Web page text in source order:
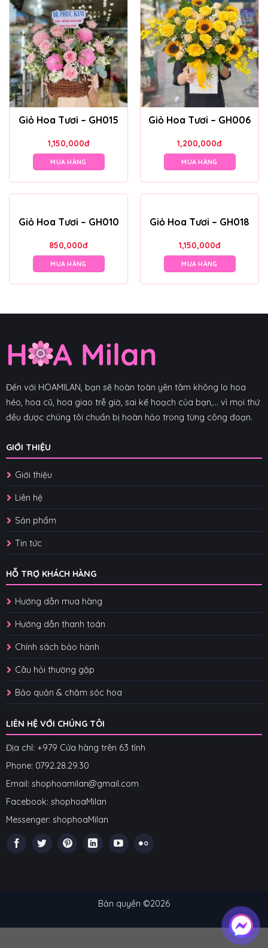
Giỏ Hoa Tươi – GH015
1,150,000đ
MUA HÀNG
Giỏ Hoa Tươi – GH006
1,200,000đ
MUA HÀNG
Giỏ Hoa Tươi – GH010
850,000đ
MUA HÀNG
Giỏ Hoa Tươi – GH018
1,150,000đ
MUA HÀNG
Đến với HOAMILAN, bạn sẽ hoàn toàn yên tâm không lo hoa
héo, hoa cũ, hoa giao trễ giờ, sai kế hoạch của bạn,... vì mọi thứ
đều được chúng tôi chuẩn bị hoàn hảo trong từng công đoạn.
GIỚI THIỆU
Giới thiệu
Liên hệ
Sản phẩm
Tin tức
HỖ TRỢ KHÁCH HÀNG
Hướng dẫn mua hàng
Hướng dẫn thanh toán
Chính sách bảo hành
Câu hỏi thường gặp
Bảo quản & chăm sóc hoa
LIÊN HỆ VỚI CHÚNG TÔI
Địa chỉ: +979 Cửa hàng trên 63 tỉnh
Phone: 0792.28.29.30
Email: shophoamilan@gmail.com
Facebook: shophoaMilan
Messenger: shophoaMilan
Bản quyền ©2026